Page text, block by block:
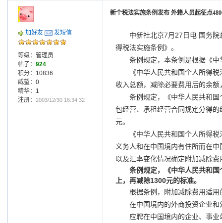
小字报
加好友 发短信
等级：管理员
帖子： 924
积分：10836
威望：0
精华：1
注册： 2003/12/30 16:34:32
新个税法实施条例发布 外籍人员起征点
中新社北京7月27日电 国务
得税法实施条例》。
条例规定，本条例是根据《
《中华人民共和国个人所得
收入总额，减除必要费用后的余
条例规定，《中华人民共和
包经营、承租经营合同规定分得
元。
《中华人民共和国个人所得
义务人和在中国境内有住所而在
以及汇率变化情况确定附加减除
条例规定，《中华人民共和
上，再减除1300元的标准。
根据条例，附加减除费用适用
在中国境内的外商投资企业
应聘在中国境内的企业、事